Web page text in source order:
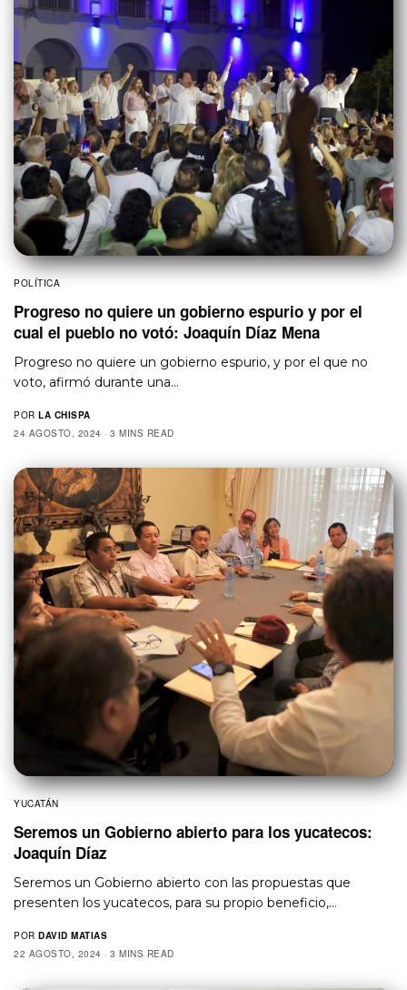
POLÍTICA
Progreso no quiere un gobierno espurio y por el
cual el pueblo no votó: Joaquín Díaz Mena
Progreso no quiere un gobierno espurio, y por el que no
voto, afirmó durante una…
POR LA CHISPA
24 AGOSTO, 2024
3 MINS READ
YUCATÁN
Seremos un Gobierno abierto para los yucatecos:
Joaquín Díaz
Seremos un Gobierno abierto con las propuestas que
presenten los yucatecos, para su propio beneficio,…
POR DAVID MATIAS
22 AGOSTO, 2024
3 MINS READ